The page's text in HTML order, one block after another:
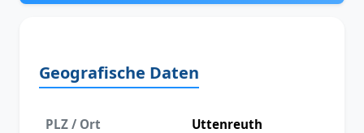
Geografische Daten
PLZ / Ort Uttenreuth